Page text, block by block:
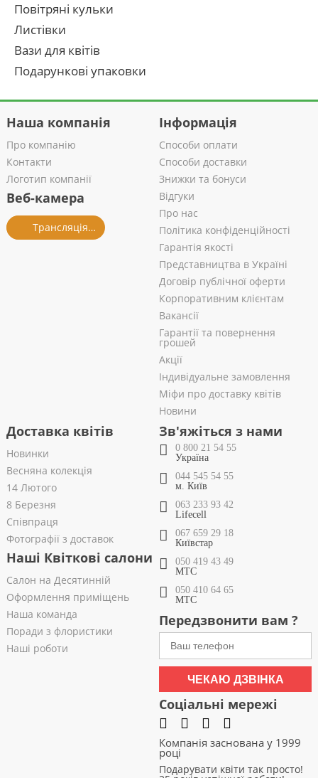
Повітряні кульки
Листівки
Вази для квітів
Подарункові упаковки
Наша компанія
Про компанію
Контакти
Логотип компанії
Веб-камера
Трансляція із салону
Інформація
Способи оплати
Способи доставки
Знижки та бонуси
Відгуки
Про нас
Політика конфіденційності
Гарантія якості
Представництва в Україні
Договір публічної оферти
Корпоративним клієнтам
Вакансії
Гарантії та повернення
грошей
Акції
Індивідуальне замовлення
Міфи про доставку квітів
Новини
Доставка квітів
Новинки
Весняна колекція
14 Лютого
8 Березня
Співпраця
Фотографії з доставок
Наші Квіткові салони
Салон на Десятинній
Оформлення приміщень
Наша команда
Поради з флористики
Наші роботи
Зв'яжіться з нами
0 800 21 54 55
Україна
044 545 54 55
м. Київ
063 233 93 42
Lifecell
067 659 29 18
Київстар
050 419 43 49
МТС
050 410 64 65
МТС
Передзвонити вам ?
ЧЕКАЮ ДЗВІНКА
Соціальні мережі
Компанія заснована у 1999
році
Подарувати квіти так просто!